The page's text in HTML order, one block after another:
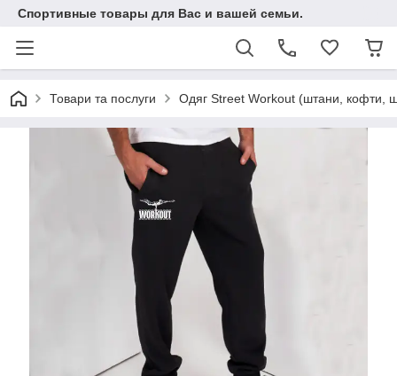
Спортивные товары для Вас и вашей семьи.
Товари та послуги Одяг Street Workout (штани, кофти,